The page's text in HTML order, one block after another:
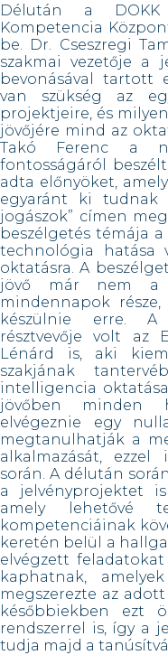
Délután a DOKK
Kompetencia
be. Dr. Cseszregi
szakmai vezetője a
bevonásával tartott
van szükség az
projektjeire, és
jövőjére mind az
Takó Ferenc a
fontosságáról
adta előnyöket,
egyaránt ki tudnak
jogászok” címen
beszélgetés témája
technológia hatása
oktatásra. A
jövő már nem a
mindennapok
készülnie erre. A
résztvevője volt az
Lénárd is, aki
szakjának
intelligencia
jövőben minden
elvégeznie egy
megtanulhatják a
alkalmazását,
során. A délután
a jelvényprojektet
amely lehetővé
kompetenciáinak
keretén belül a
elvégzett
kaphatnak,
megszerezte az
későbbiekben ezt
rendszerrel is, így a
tudja majd a